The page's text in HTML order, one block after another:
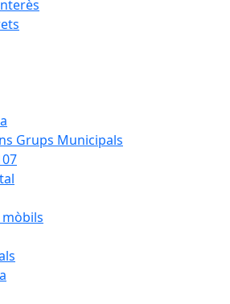
Grups Municipals